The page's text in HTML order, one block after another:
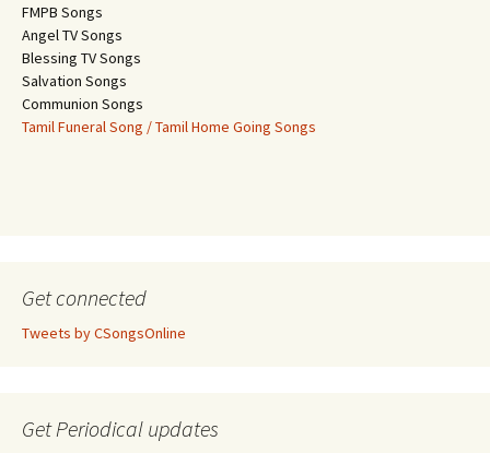
FMPB Songs
Angel TV Songs
Blessing TV Songs
Salvation Songs
Communion Songs
Tamil Funeral Song / Tamil Home Going Songs
Get connected
Tweets by CSongsOnline
Get Periodical updates